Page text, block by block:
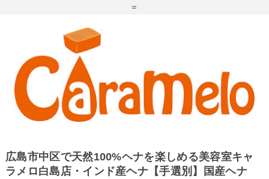
=
広島市中区で天然100%ヘナを楽しめる美容室キャ
ラメロ白島店・インド産ヘナ【手選別】国産ヘナ